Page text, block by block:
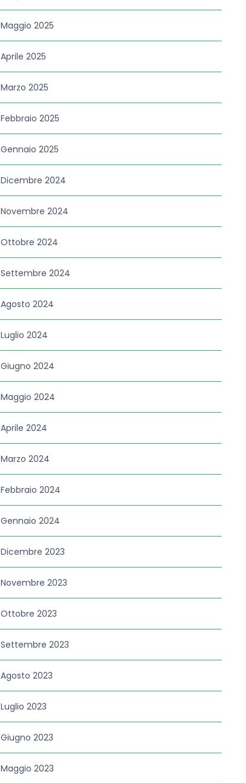
Maggio 2025
Aprile 2025
Marzo 2025
Febbraio 2025
Gennaio 2025
Dicembre 2024
Novembre 2024
Ottobre 2024
Settembre 2024
Agosto 2024
Luglio 2024
Giugno 2024
Maggio 2024
Aprile 2024
Marzo 2024
Febbraio 2024
Gennaio 2024
Dicembre 2023
Novembre 2023
Ottobre 2023
Settembre 2023
Agosto 2023
Luglio 2023
Giugno 2023
Maggio 2023